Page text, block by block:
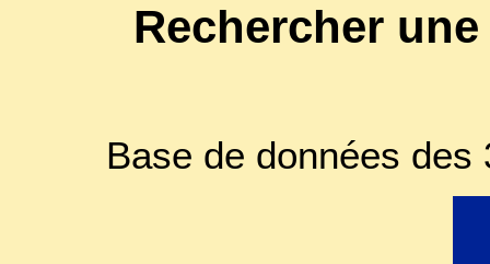
Rechercher
Base de données